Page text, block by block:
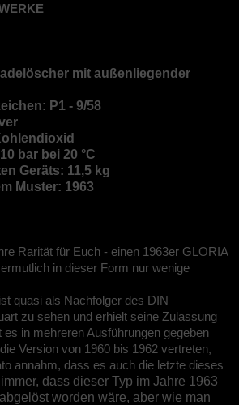
mit außenliegender
P1 - 9/58
bar bei 20 °C
Geräts: 11,5 kg
Muster: 1963
Rarität für Euch - einen 1963er GLORIA
in dieser Form nur wenige
quasi als Nachfolger des DIN
zu sehen und erhielt seine Zulassung
es in mehreren Ausführungen gegeben
Version von 1960 bis 1962 vertreten,
annahm, dass es auch die letzte dieses
immer, dass dieser Typ im Jahre 1963
worden wäre, aber wie man